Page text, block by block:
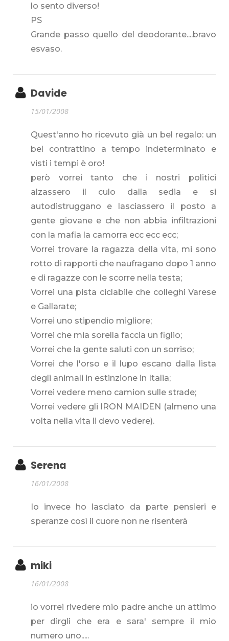
lo sento diverso!
PS
Grande passo quello del deodorante....bravo
esvaso.
Davide
15/01/2008
Quest'anno ho ricevuto già un bel regalo: un
bel contrattino a tempo indeterminato e
visti i tempi è oro!
però vorrei tanto che i nostri politici
alzassero il culo dalla sedia e si
autodistruggano e lasciassero il posto a
gente giovane e che non abbia infiltrazioni
con la mafia la camorra ecc ecc ecc;
Vorrei trovare la ragazza della vita, mi sono
rotto di rapporti che naufragano dopo 1 anno
e di ragazze con le scorre nella testa;
Vorrei una pista ciclabile che colleghi Varese
e Gallarate;
Vorrei uno stipendio migliore;
Vorrei che mia sorella faccia un figlio;
Vorrei che la gente saluti con un sorriso;
Vorrei che l'orso e il lupo escano dalla lista
degli animali in estinzione in Italia;
Vorrei vedere meno camion sulle strade;
Vorrei vedere gli IRON MAIDEN (almeno una
volta nella vita li devo vedere).
Serena
16/01/2008
Io invece ho lasciato da parte pensieri e
speranze così il cuore non ne risenterà
miki
16/01/2008
io vorrei rivedere mio padre anche un attimo
per dirgli che era e sara' sempre il mio
numero uno.....